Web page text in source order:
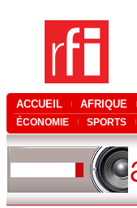
ACCUEIL AFRIQUE
ÉCONOMIE SPORTS